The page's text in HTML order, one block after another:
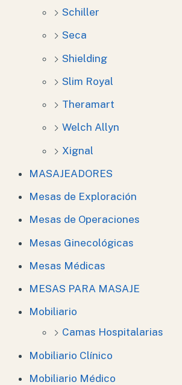
Schiller
Seca
Shielding
Slim Royal
Theramart
Welch Allyn
Xignal
MASAJEADORES
Mesas de Exploración
Mesas de Operaciones
Mesas Ginecológicas
Mesas Médicas
MESAS PARA MASAJE
Mobiliario
Camas Hospitalarias
Mobiliario Clínico
Mobiliario Médico